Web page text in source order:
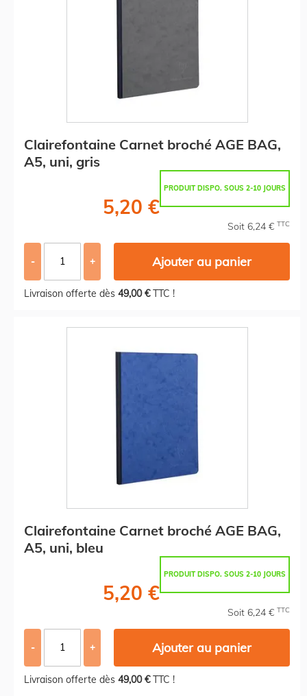
Clairefontaine Carnet broché AGE BAG,
A5, uni, gris
PRODUIT DISPO. SOUS 2-10 JOURS
5,20 €
Soit 6,24 € TTC
- + Ajouter au panier
Livraison offerte dès 49,00 €TTC !
Clairefontaine Carnet broché AGE BAG,
A5, uni, bleu
PRODUIT DISPO. SOUS 2-10 JOURS
5,20 €
Soit 6,24 € TTC
- + Ajouter au panier
Livraison offerte dès 49,00 €TTC !